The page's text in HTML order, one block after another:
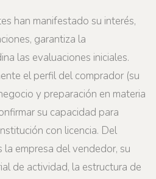
han manifestado su interés,
garantiza la
las evaluaciones iniciales.
el perfil del comprador (su
y preparación en materia
su capacidad para
con licencia. Del
la empresa del vendedor, su
de actividad, la estructura de